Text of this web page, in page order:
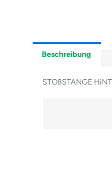
Beschreibung
STOßSTANGE